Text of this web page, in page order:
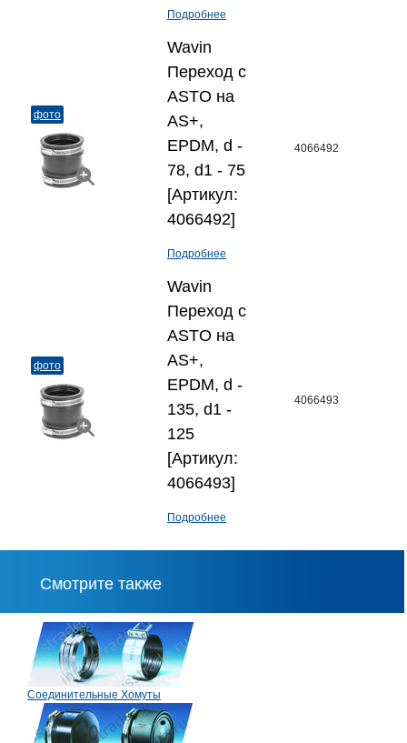
Подробнее
фото
Wavin
Переход с
ASTO на
AS+,
EPDM, d -
78, d1 - 75
[Артикул:
4066492]
Подробнее
4066492
фото
Wavin
Переход с
ASTO на
AS+,
EPDM, d -
135, d1 -
125
[Артикул:
4066493]
Подробнее
4066493
Смотрите также
Соединительные Хомуты